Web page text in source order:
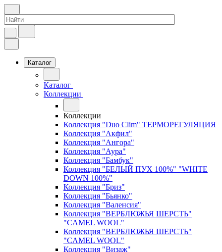
Каталог
Каталог
Коллекции
Коллекции
Коллекция "Duo Clim" ТЕРМОРЕГУЛЯЦИЯ
Коллекция "Акфил"
Коллекция "Ангора"
Коллекция "Аура"
Коллекция "Бамбук"
Коллекция "БЕЛЫЙ ПУХ 100%" "WHITE
DOWN 100%"
Коллекция "Бриз"
Коллекция "Бьянко"
Коллекция "Валенсия"
Коллекция "ВЕРБЛЮЖЬЯ ШЕРСТЬ"
"CAMEL WOOL"
Коллекция "ВЕРБЛЮЖЬЯ ШЕРСТЬ"
"CAMEL WOOL"
Коллекция "Визаж"